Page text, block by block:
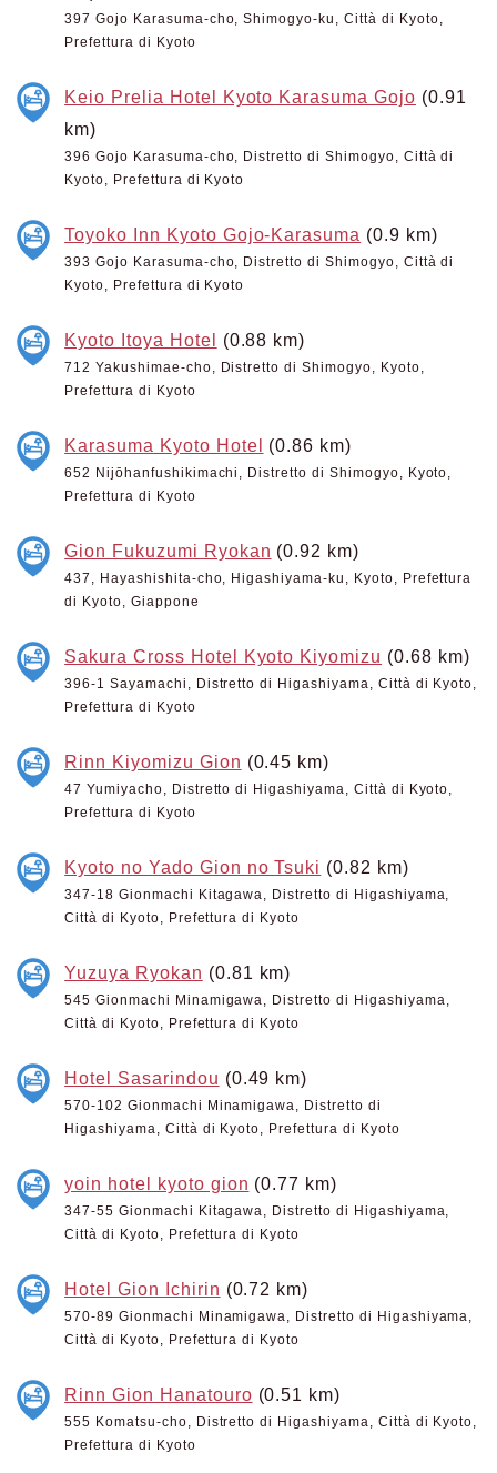
397 Gojo Karasuma-cho, Shimogyo-ku, Città di Kyoto,
Prefettura di Kyoto
Keio Prelia Hotel Kyoto Karasuma Gojo (0.91
km)
396 Gojo Karasuma-cho, Distretto di Shimogyo, Città di
Kyoto, Prefettura di Kyoto
Toyoko Inn Kyoto Gojo-Karasuma (0.9 km)
393 Gojo Karasuma-cho, Distretto di Shimogyo, Città di
Kyoto, Prefettura di Kyoto
Kyoto Itoya Hotel (0.88 km)
712 Yakushimae-cho, Distretto di Shimogyo, Kyoto,
Prefettura di Kyoto
Karasuma Kyoto Hotel (0.86 km)
652 Nijōhanfushikimachi, Distretto di Shimogyo, Kyoto,
Prefettura di Kyoto
Gion Fukuzumi Ryokan (0.92 km)
437, Hayashishita-cho, Higashiyama-ku, Kyoto, Prefettura
di Kyoto, Giappone
Sakura Cross Hotel Kyoto Kiyomizu (0.68 km)
396-1 Sayamachi, Distretto di Higashiyama, Città di Kyoto,
Prefettura di Kyoto
Rinn Kiyomizu Gion (0.45 km)
47 Yumiyacho, Distretto di Higashiyama, Città di Kyoto,
Prefettura di Kyoto
Kyoto no Yado Gion no Tsuki (0.82 km)
347-18 Gionmachi Kitagawa, Distretto di Higashiyama,
Città di Kyoto, Prefettura di Kyoto
Yuzuya Ryokan (0.81 km)
545 Gionmachi Minamigawa, Distretto di Higashiyama,
Città di Kyoto, Prefettura di Kyoto
Hotel Sasarindou (0.49 km)
570-102 Gionmachi Minamigawa, Distretto di
Higashiyama, Città di Kyoto, Prefettura di Kyoto
yoin hotel kyoto gion (0.77 km)
347-55 Gionmachi Kitagawa, Distretto di Higashiyama,
Città di Kyoto, Prefettura di Kyoto
Hotel Gion Ichirin (0.72 km)
570-89 Gionmachi Minamigawa, Distretto di Higashiyama,
Città di Kyoto, Prefettura di Kyoto
Rinn Gion Hanatouro (0.51 km)
555 Komatsu-cho, Distretto di Higashiyama, Città di Kyoto,
Prefettura di Kyoto